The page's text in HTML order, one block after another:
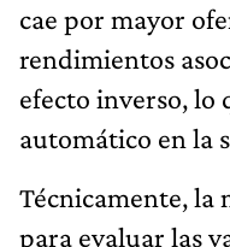
cae por mayor
rendimientos
efecto inverso, lo
automático en la
Técnicamente, la
para evaluar las